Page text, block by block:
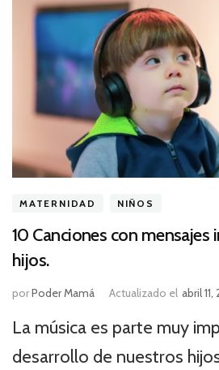
MATERNIDAD NIÑOS
10 Canciones con mensajes
hijos.
porPoder Mamá Actualizado el abril 11,
La música es parte muy
desarrollo de nuestros